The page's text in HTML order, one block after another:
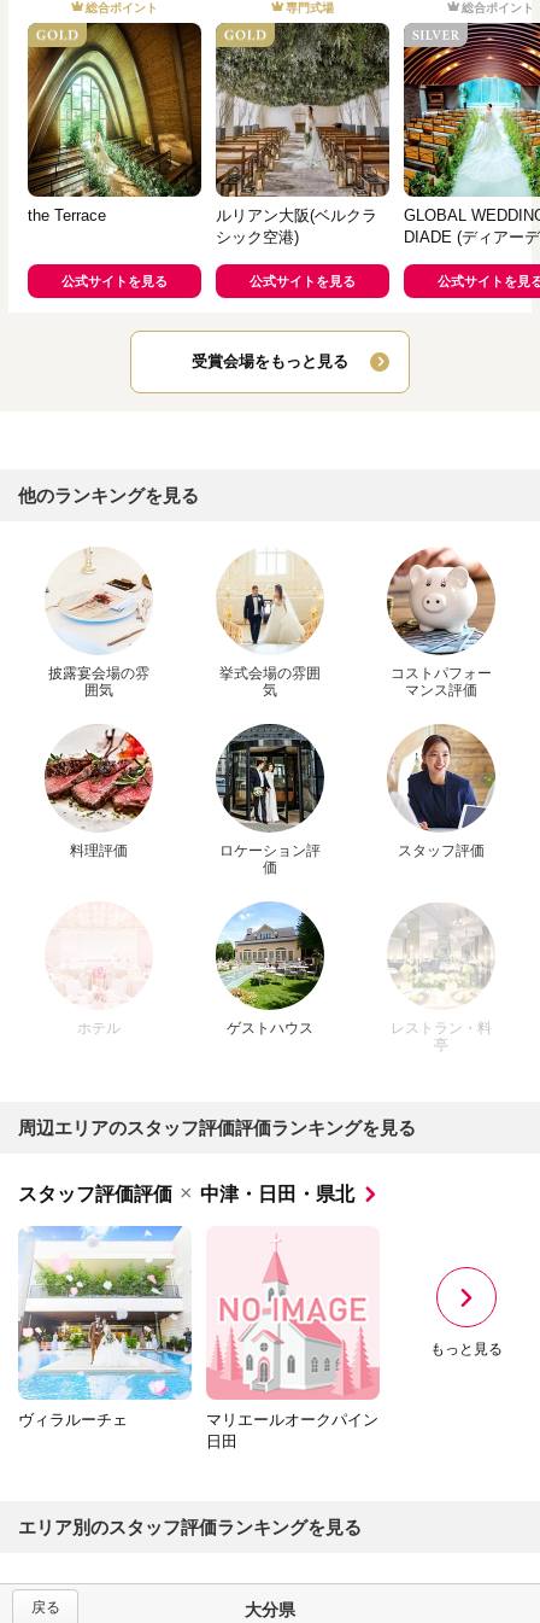
総合ポイント
the Terrace
公式サイトを見る
専門式場
ルリアン大阪(ベルクラ
シック空港)
公式サイトを見る
総合ポイント
GLOBAL
DIADE (ディアー
公式サイトを見
受賞会場をもっと見る
他のランキングを見る
披露宴会場の雰
囲気
挙式会場の雰囲
気
コストパフォー
マンス評価
料理評価
ロケーション評
価
スタッフ評価
ホテル ゲストハウス
レストラン・料
亭
周辺エリアのスタッフ評価評価ランキングを見る
スタッフ評価評価 × 中津・日田・県北
ヴィラルーチェ
マリエールオークパイン
日田
もっと見る
エリア別のスタッフ評価ランキングを見る
大分県
戻る